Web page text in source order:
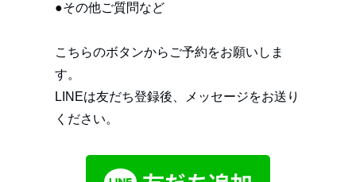
●その他ご質問など
こちらのボタンからご予約をお願いしま
す。
LINEは友だち登録後、メッセージをお送り
ください。